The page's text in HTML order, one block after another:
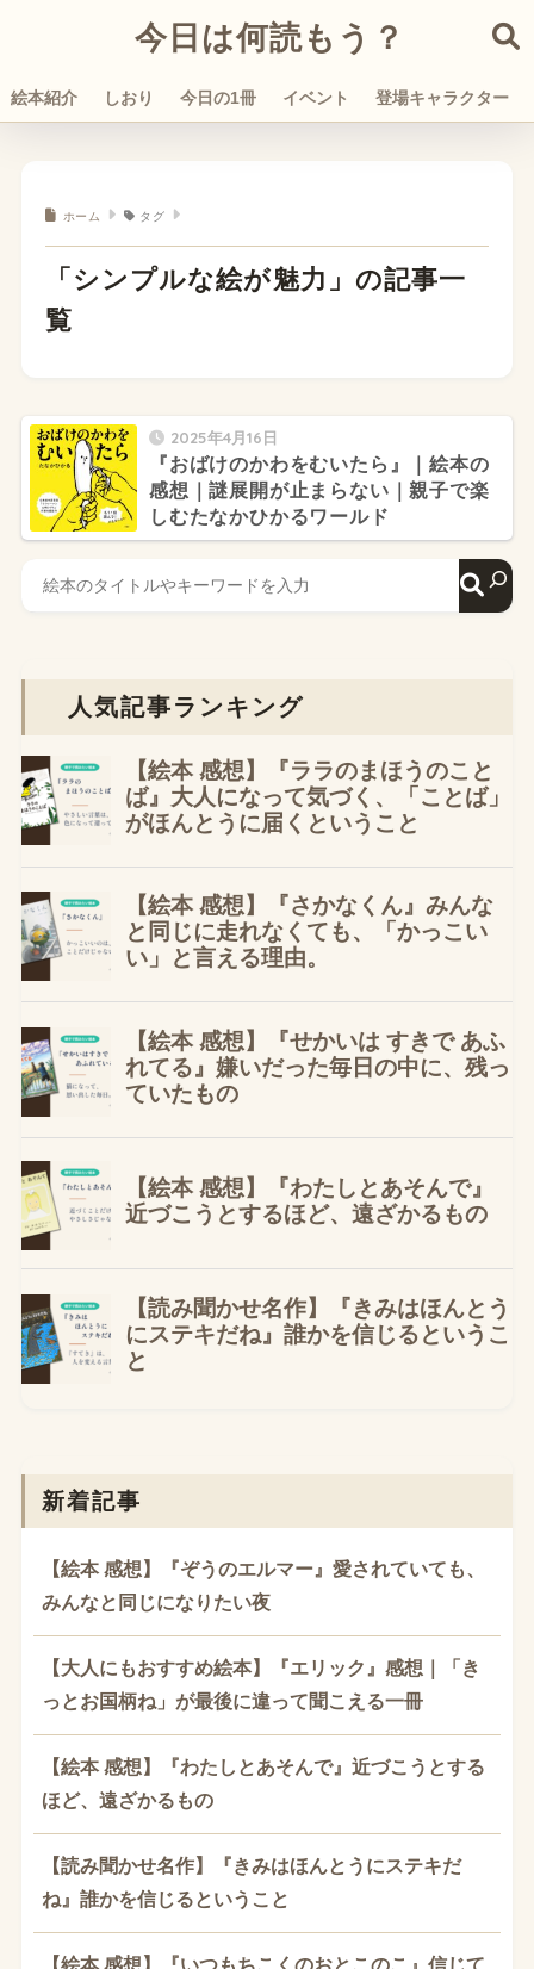
今日は何読もう？
絵本紹介 しおり 今日の1冊 イベント 登場キャラクター
ホーム タグ
「シンプルな絵が魅力」の記事一
覧
2025年4月16日
『おばけのかわをむいたら』｜絵本の
感想｜謎展開が止まらない｜親子で楽
しむたなかひかるワールド
人気記事ランキング
新着記事
【絵本 感想】『ぞうのエルマー』愛されていても、
みんなと同じになりたい夜
【大人にもおすすめ絵本】『エリック』感想｜「き
っとお国柄ね」が最後に違って聞こえる一冊
【絵本 感想】『わたしとあそんで』近づこうとする
ほど、遠ざかるもの
【読み聞かせ名作】『きみはほんとうにステキだ
ね』誰かを信じるということ